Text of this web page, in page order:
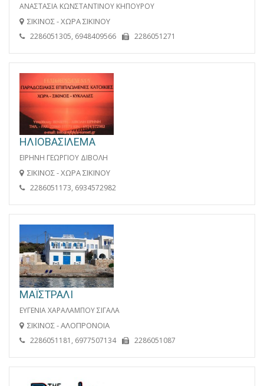
ΑΝΑΣΤΑΣΙΑ ΚΩΝΣΤΑΝΤΙΝΟΥ ΚΗΠΟΥΡΟΥ
ΣΙΚΙΝΟΣ - ΧΩΡΑ ΣΙΚΙΝΟΥ
2286051305, 6948409566 2286051271
ΗΛΙΟΒΑΣΙΛΕΜΑ
ΕΙΡΗΝΗ ΓΕΩΡΓΙΟΥ ΔΙΒΟΛΗ
ΣΙΚΙΝΟΣ - ΧΩΡΑ ΣΙΚΙΝΟΥ
2286051173, 6934572982
ΜΑΪΣΤΡΑΛΙ
ΕΥΓΕΝΙΑ ΧΑΡΑΛΑΜΠΟΥ ΣΙΓΑΛΑ
ΣΙΚΙΝΟΣ - ΑΛΟΠΡΟΝΟΙΑ
2286051181, 6977507134 2286051087